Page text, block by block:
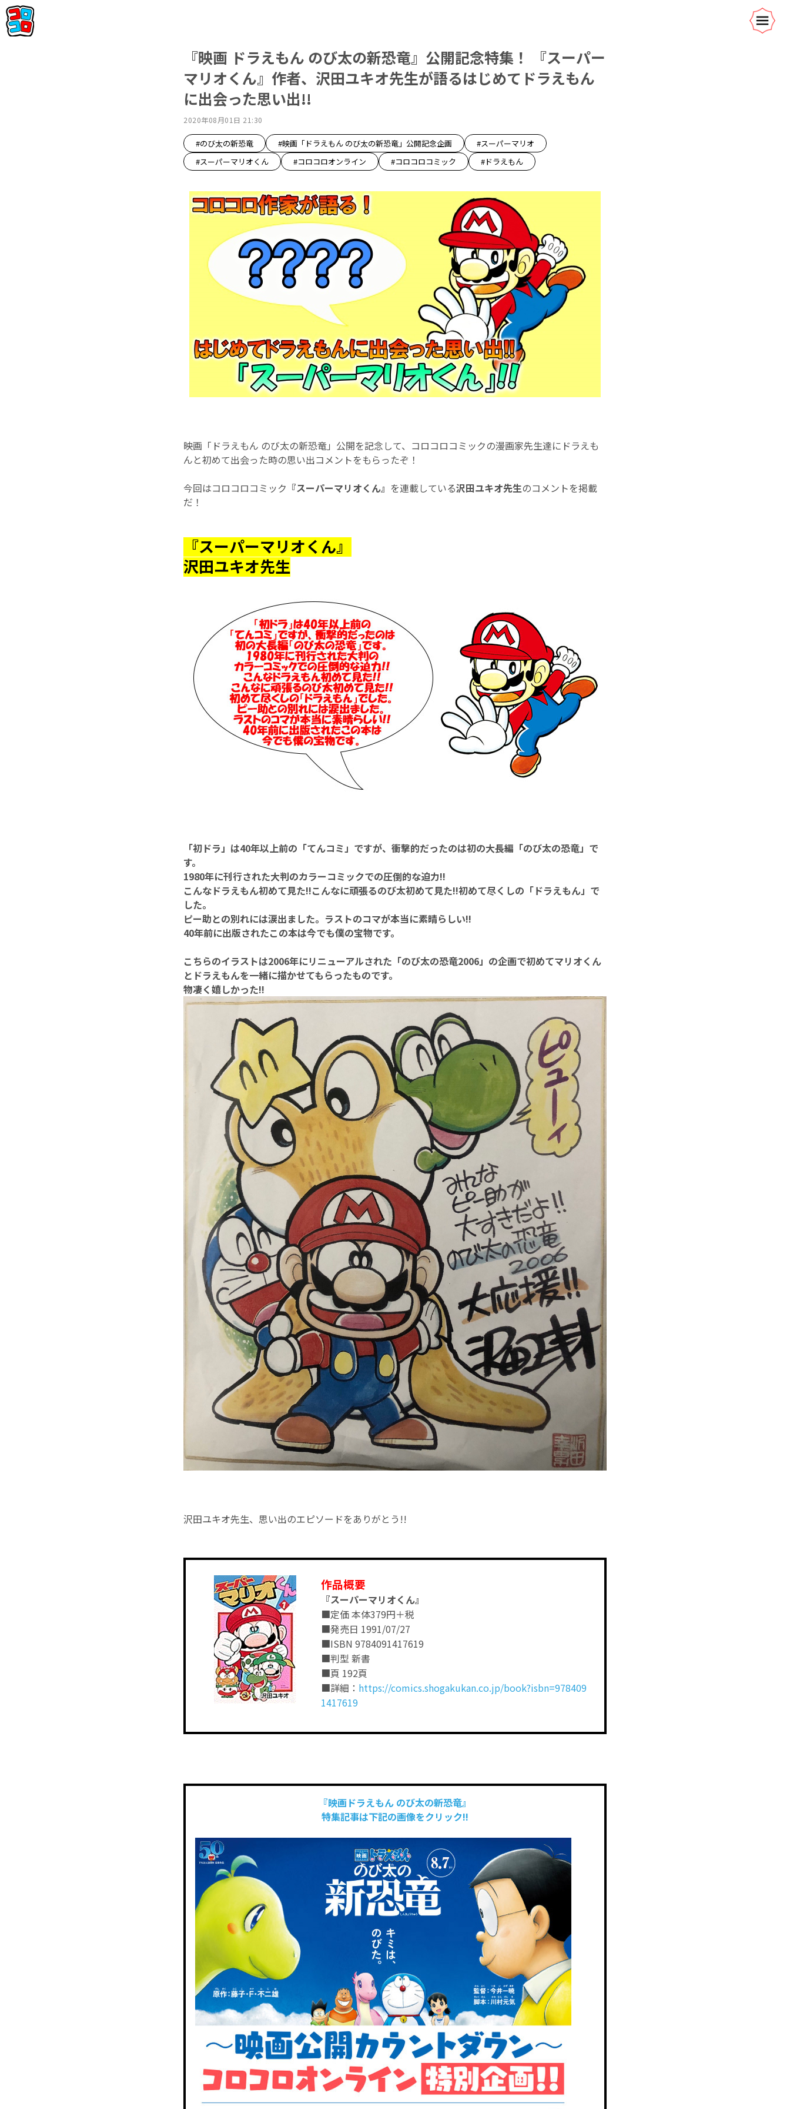
『映画 ドラえもん のび太の新恐竜』公開記念特集！ 『スーパー
マリオくん』作者、沢田ユキオ先生が語るはじめてドラえもん
に出会った思い出!!
2020年08月01日 21:30
#のび太の新恐竜 #映画「ドラえもん のび太の新恐竜」公開記念企画
#スーパーマリオ
#スーパーマリオくん
#コロコロオンライン #コロコロコミック #ドラえもん
映画「ドラえもん のび太の新恐竜」公開を記念して、コロコロコミックの漫画家先生達にドラえも
んと初めて出会った時の思い出コメントをもらったぞ！
今回はコロコロコミック 『スーパーマリオくん』 を連載している沢田ユキオ先生のコメントを掲載
だ！
『スーパーマリオくん』
沢田ユキオ先生
「初ドラ」は40年以上前の「てんコミ」ですが、衝撃的だったのは初の大長編「のび太の恐竜」で
す。
1980年に刊行された大判のカラーコミックでの圧倒的な迫力!!
こんなドラえもん初めて見た!!こんなに頑張るのび太初めて見た!!初めて尽くしの「ドラえもん」で
した。
ピー助との別れには涙出ました。ラストのコマが本当に素晴らしい!!
40年前に出版されたこの本は今でも僕の宝物です。
こちらのイラストは2006年にリニューアルされた「のび太の恐竜2006」の企画で初めてマリオくん
とドラえもんを一緒に描かせてもらったものです。
物凄く嬉しかった!!
沢田ユキオ先生、思い出のエピソードをありがとう!!
作品概要
『スーパーマリオくん』
■定価 本体379円＋税
■発売日 1991/07/27
■ISBN 9784091417619
■判型 新書
■頁 192頁
■詳細： https://comics.shogakukan.co.jp/book?isbn=978409
1417619
『映画ドラえもん のび太の新恐竜』
特集記事は下記の画像をクリック!!